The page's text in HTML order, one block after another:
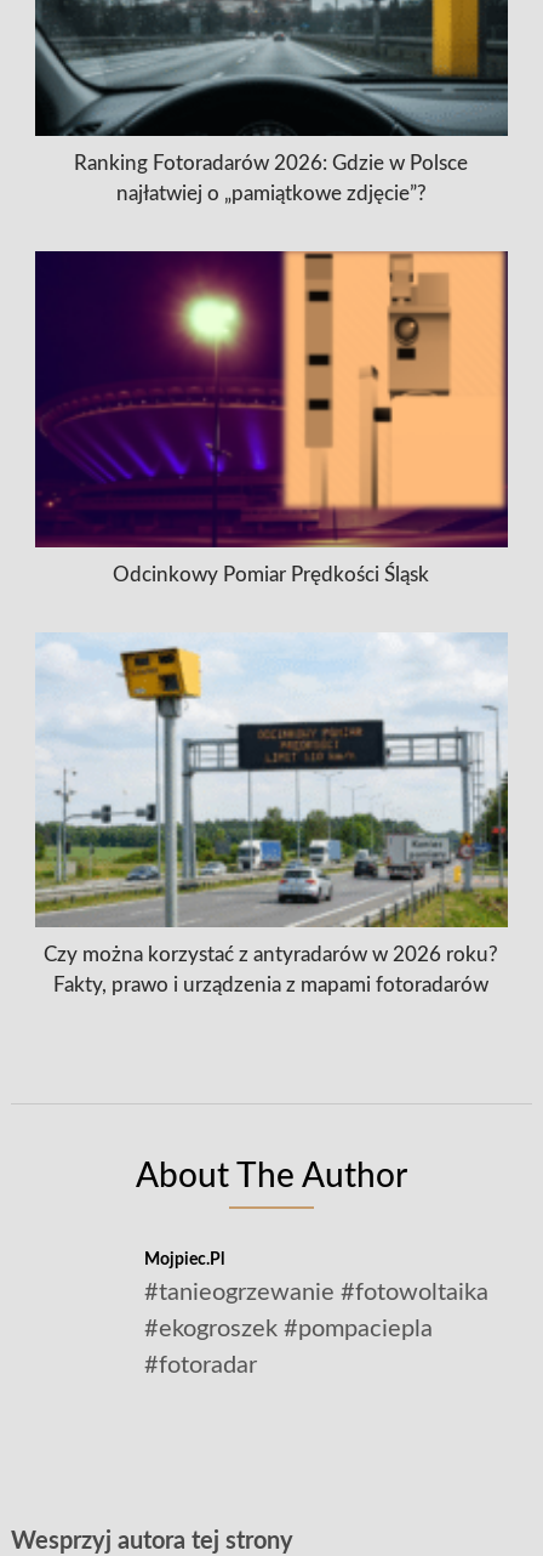
Ranking Fotoradarów 2026: Gdzie w Polsce
najłatwiej o „pamiątkowe zdjęcie”?
Odcinkowy Pomiar Prędkości Śląsk
Czy można korzystać z antyradarów w 2026 roku?
Fakty, prawo i urządzenia z mapami fotoradarów
About The Author
Mojpiec.pl
#tanieogrzewanie #fotowoltaika
#ekogroszek #pompaciepla
#fotoradar
Wesprzyj autora tej strony